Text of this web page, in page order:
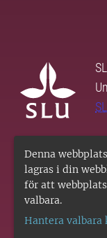
Denna
lagras i din
för att
valbara.
Hantera valbara